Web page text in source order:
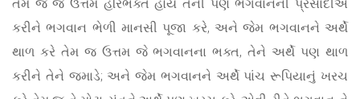
કરીને ભગવાન ભેળી માનસી પૂજા કરે, અને જેમ ભગવાનને અર્થે
થાળ કરે તેમ જ ઉત્તમ જે ભગવાનના ભક્ત, તેને અર્થે પણ થાળ
કરીને તેને જમાડે; અને જેમ ભગવાનને અર્થે પાંચ રૂપિયાનું ખરચ